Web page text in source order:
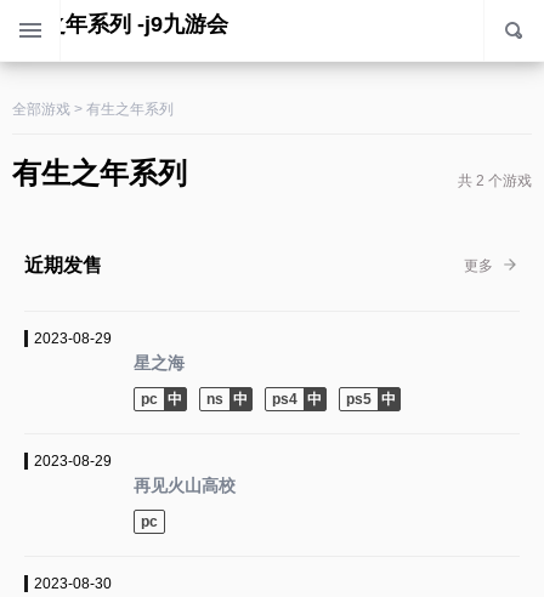
有生之年系列 -j9九游会
全部游戏 > 有生之年系列
有生之年系列 共 2 个游戏
近期发售 更多
2023-08-29
星之海
pc ns ps4 ps5
2023-08-29
再见火山高校
pc
2023-08-30